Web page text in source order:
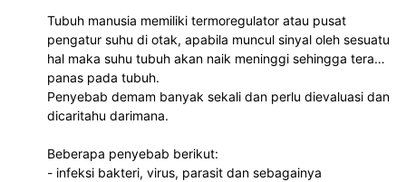
Tubuh manusia memiliki termoregulator atau pusat
pengatur suhu di otak, apabila muncul sinyal oleh sesuatu
hal maka suhu tubuh akan naik meninggi sehingga teraba
panas pada tubuh.
Penyebab demam banyak sekali dan perlu dievaluasi dan
dicaritahu darimana.
Beberapa penyebab berikut:
- infeksi bakteri, virus, parasit dan sebagainya